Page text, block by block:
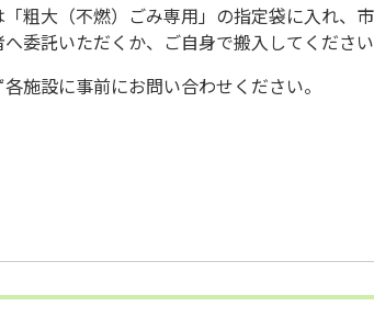
粗大（不燃）ごみ専用」の指定袋に入れ、
委託いただくか、ご自身で搬入してください
施設に事前にお問い合わせください。